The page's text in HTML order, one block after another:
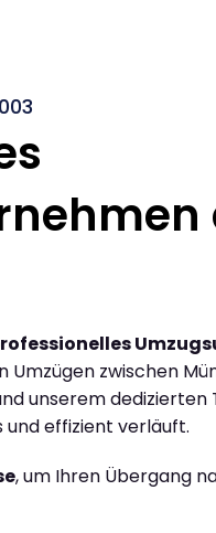
Umzügen zwischen
unserem dedizierten
und effizient verläuft.
, um Ihren Übergang